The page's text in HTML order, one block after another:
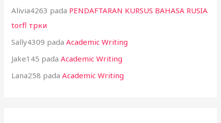
Alivia4263 pada PENDAFTARAN KURSUS BAHASA RUSIA
torfl трки
Sally4309 padaAcademic Writing
Jake145 padaAcademic Writing
Lana258 padaAcademic Writing